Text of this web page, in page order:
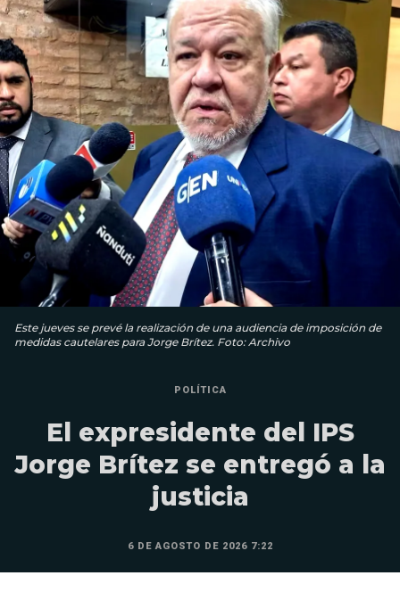
Este jueves se prevé la realización de una audiencia de imposición de
medidas cautelares para Jorge Brítez. Foto: Archivo
POLÍTICA
El expresidente del IPS
Jorge Brítez se entregó a la
justicia
6 DE AGOSTO DE 2026 7:22